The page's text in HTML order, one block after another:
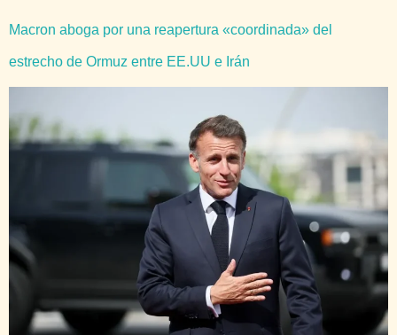
Macron aboga por una reapertura «coordinada» del
estrecho de Ormuz entre EE.UU e Irán